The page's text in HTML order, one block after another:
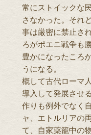
常にストイックな
さなかった。それ
事は厳密に禁止さ
ろがポエニ戦争も
豊かになったころ
うになる。
概して古代ローマ
導入して発展させ
作りも例外でなく
ャ、エトルリアの
て、自家薬籠中の